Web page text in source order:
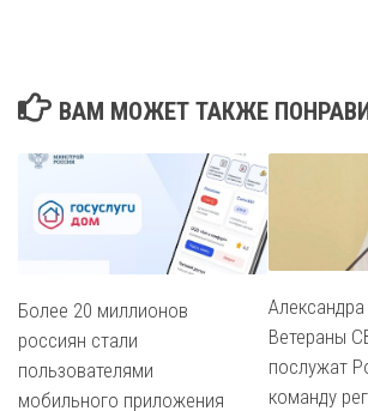
ВАМ МОЖЕТ ТАКЖЕ
Более 20 миллионов
россиян стали
пользователями
мобильного приложения
Ветераны
послужат
команду